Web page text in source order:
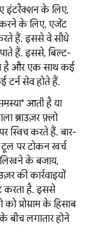
इंटरैक्शन के लिए,
करने के लिए, एजेंट
हैं. इससे वे सीधे
हैं. इससे, बिल्ट-
है और एक साथ कई
टर्न सेव होते हैं.
आती है या
ब्राउज़र फ़्लो
स्विच करते हैं. बार-
पर टोकन खर्च
लिखने के बजाय,
की कार्रवाइयों
करता है. इससे
प्रोग्राम के हिसाब
लगातार होने